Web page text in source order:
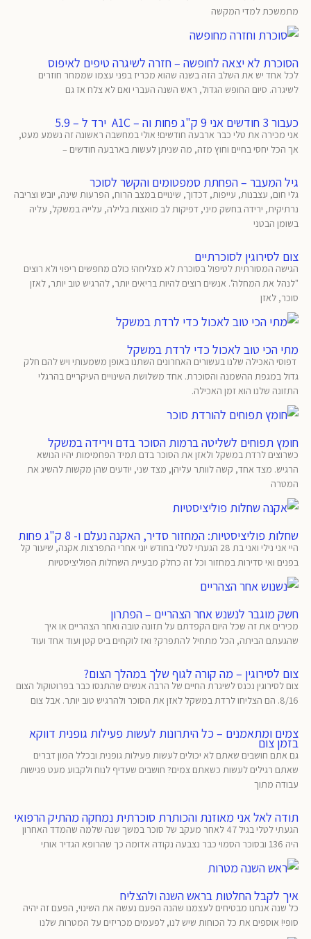
מתמשכת למדי המקשה
הסוכרת לא יצאה לחופשה – חזרה לשיגרה טיפים לאיפוס
לכל אחד יש את השלב הזה בשנה שהוא מכריז בפני עצמו שממחר חוזרים
לשיגרה. סיום החופש הגדול, ראש השנה העברי ואם לא צלח אז גם
כעבור 3 חודשים אני 9 ק"ג פחות וה – A1C ירד ל – 5.9
אני מכירה את טלי כבר ארבעה חודשים! אולי במחשבה ראשונה זה נשמע מעט,
אך הכל יחסי בחיים וחוץ מזה, מה שניתן לעשות בארבעה חודשים –
גיל המעבר – הפחתת סמפטומים והקשר לסוכר
גלי חום, עצבנות, עייפות, דכדוך, שינויים במצב הרוח, הפרעות שינה, יובש וצריבה
נרתיקית, ירידה בחשק מיני, דפיקות לב מואצות בלילה, עלייה במשקל, עליה
בשומן הבטני
צום לסירוגין לסוכרתיים
הגישה המסורתית לטיפול בסוכרת לא מצליחה! כולם מחפשים ריפוי ולא רוצים
"לנהל את המחלה". אנשים רוצים להיות בריאים יותר, להרגיש טוב יותר, לאזן
סוכר, לאזן
מתי הכי טוב לאכול כדי לרדת במשקל
דפוסי האכילה שלנו בעשורים האחרונים השתנו באופן משמעותי ויש להם חלק
גדול במגפת ההשמנה והסוכרת. אחד משלושת השינויים העיקריים בהרגלי
התזונה שלנו הוא זמן האכילה.
חומץ תפוחים לשליטה ברמות הסוכר בדם וירידה במשקל
כשרוצים לרדת במשקל ולאזן את הסוכר בדם תמיד הפחמימות יהיו הנושא
הרגיש. מצד אחד, קשה לוותר עליהן, מצד שני, יודעים שהן מקשות להשיג את
המטרה
שחלות פוליציסטיות: המחזור סדיר, האקנה נעלם ו- 8 ק"ג פחות
היי אני נילי ואני בת 28 הגעתי לטלי בחודש יוני אחרי התפרצות אקנה, שיעור קל
בפנים ואי סדירות במחזור וכל זה כחלק מבעיית השחלות הפוליציסטיות
חשק מוגבר לנשנש אחר הצהריים – הפתרון
מכירים את זה שכל היום הקפדתם על תזונה טובה ואחר הצהריים או איך
שהגעתם הביתה, הכל מתחיל להתפרק? ואז לוקחים ביס קטן ועוד אחד ועוד
צום לסירוגין – מה קורה לגוף שלך במהלך הצום?
צום לסירוגין נכנס לשיגרת החיים של הרבה אנשים שהתנסו כבר בפרוטוקול הצום
8/16. הם הצליחו לרדת במשקל לאזן את הסוכר ולהרגיש טוב יותר. אבל צום
צמים ומתאמנים – כל היתרונות לעשות פעילות גופנית דווקא
בזמן צום
גם אתם חושבים שאתם לא יכולים לעשות פעילות גופנית ובכלל המון דברים
שאתם רגילים לעשות כשאתם צמים? חושבים שעדיף לנוח ולקבוע מעט פגישות
עבודה מתוך
תודה לאל אני מאוזנת והכותרת סוכרתית נמחקה מהתיק הרפואי
הגעתי לטלי בגיל 47 לאחר מעקב של סוכר במשך שנה שלמה שהמדד האחרון
היה 136 ובסוכר הסמוי כבר נצבעה נקודה אדומה כך שהרופא הגדיר אותי
איך לקבל החלטות בראש השנה ולהצליח
כל שנה אנחנו מבטיחים לעצמנו שהנה הפעם נעשה את השינוי, הפעם זה יהיה
סופי! אוספים את כל הכוחות שיש לנו, לפעמים מכריזים על המטרות שלנו